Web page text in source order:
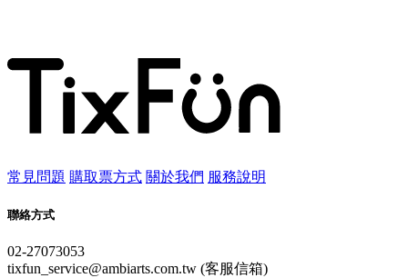
常見問題 購取票方式 關於我們 服務說明
聯絡方式
02-27073053
tixfun_service@ambiarts.com.tw (客服信箱)